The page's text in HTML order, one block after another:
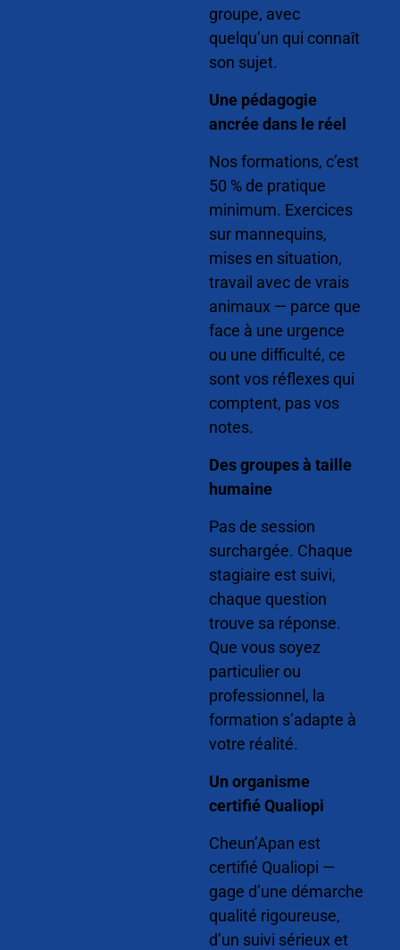
groupe, avec
quelqu’un qui connaît
son sujet.
Une pédagogie
ancrée dans le réel
Nos formations, c’est
50 % de pratique
minimum. Exercices
sur mannequins,
mises en situation,
travail avec de vrais
animaux — parce que
face à une urgence
ou une difficulté, ce
sont vos réflexes qui
comptent, pas vos
notes.
Des groupes à taille
humaine
Pas de session
surchargée. Chaque
stagiaire est suivi,
chaque question
trouve sa réponse.
Que vous soyez
particulier ou
professionnel, la
formation s’adapte à
votre réalité.
Un organisme
certifié Qualiopi
Cheun’Apan est
certifié Qualiopi —
gage d’une démarche
qualité rigoureuse,
d’un suivi sérieux et